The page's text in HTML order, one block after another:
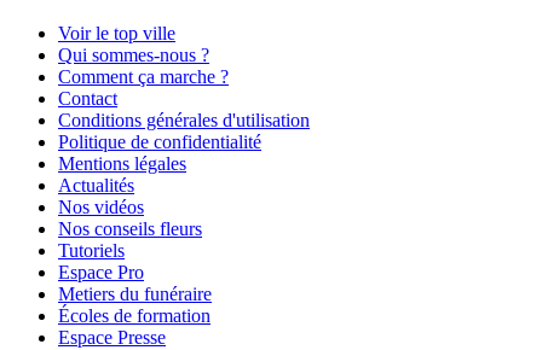
Voir le top ville
Qui sommes-nous ?
Comment ça marche ?
Contact
Conditions générales d'utilisation
Politique de confidentialité
Mentions légales
Actualités
Nos vidéos
Nos conseils fleurs
Tutoriels
Espace Pro
Metiers du funéraire
Écoles de formation
Espace Presse